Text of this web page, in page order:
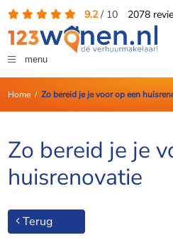
9.2/ 10 2078
menu
Home/ Zo bereid je je voor op een
Zo bereid je je
huisrenovatie
Terug